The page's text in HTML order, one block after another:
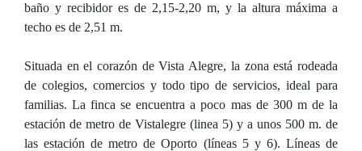
baño y recibidor es de 2,15-2,20 m, y la altura máxima a
techo es de 2,51 m.
Situada en el corazón de Vista Alegre, la zona está rodeada
de colegios, comercios y todo tipo de servicios, ideal para
familias. La finca se encuentra a poco mas de 300 m de la
estación de metro de Vistalegre (linea 5) y a unos 500 m. de
las estación de metro de Oporto (líneas 5 y 6). Líneas de